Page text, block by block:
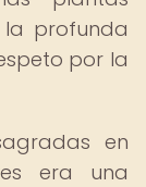
profunda
por la
en
era una